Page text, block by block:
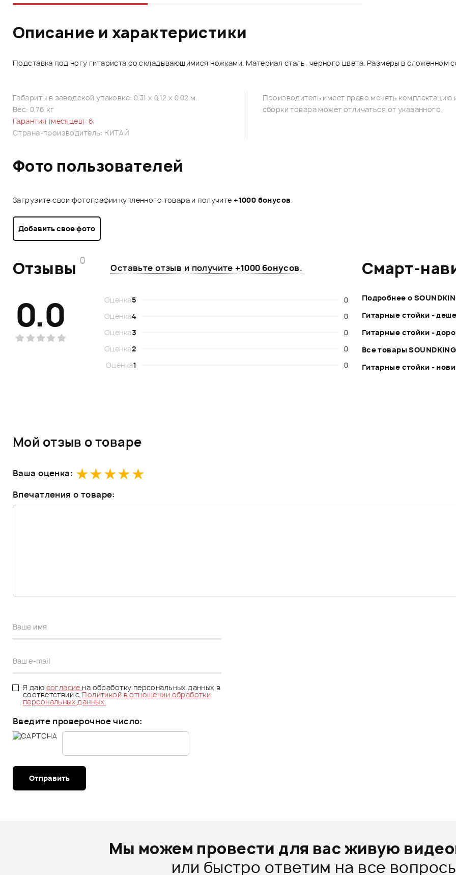
Описание и характеристики
Подставка под ногу гитариста со складывающимися ножками. Материал сталь, черного цвета. Размеры в сложенном
Габариты в заводской упаковке: 0.31 x 0.12 x 0.02 м.
Вес: 0.76 кг
Гарантия (месяцев): 6
Страна-производитель: КИТАЙ
Производитель имеет право менять
сборки товара может отличаться от указанного.
Фото пользователей
Загрузите свои фотографии купленного товара и получите+1000 бонусов.
Добавить свое фото
Отзывы 0
Оставьте отзыв и получите +1000 бонусов.
0.0 Оценка5
0
Оценка4
0
Оценка3
0
Оценка2
0
Оценка1 0
Смарт-
Подробнее о
Гитарные стойки -
Гитарные стойки -
Все товары SOUNDKING
Гитарные стойки -
Мой отзыв о товаре
Ваша оценка:
Впечатления о товаре:
Я даю согласие на обработку персональных данных в
соответствии сПолитикой в отношении обработки
персональных данных.
Введите проверочное число:
Отправить
Мы можем провести для вас живую
или быстро ответим на все